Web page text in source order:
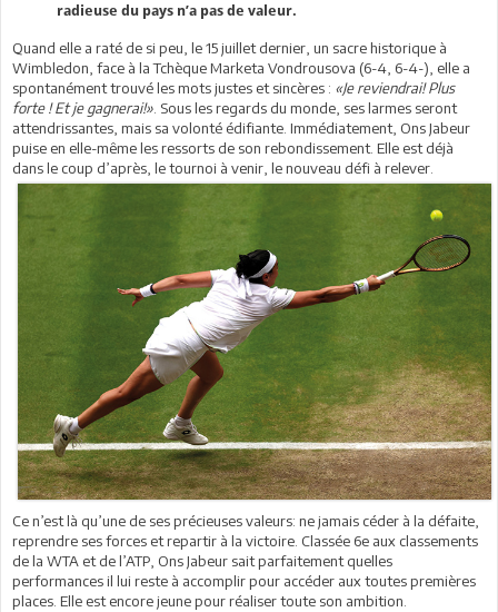
radieuse du pays n’a pas de valeur.
Quand elle a raté de si peu, le 15 juillet dernier, un sacre historique à
Wimbledon, face à la Tchèque Marketa Vondrousova (6-4, 6-4-), elle a
spontanément trouvé les mots justes et sincères : «Je reviendrai! Plus
forte ! Et je gagnerai!» . Sous les regards du monde, ses larmes seront
attendrissantes, mais sa volonté édifiante. Immédiatement, Ons Jabeur
puise en elle-même les ressorts de son rebondissement. Elle est déjà
dans le coup d’après, le tournoi à venir, le nouveau défi à relever.
Ce n’est là qu’une de ses précieuses valeurs: ne jamais céder à la défaite,
reprendre ses forces et repartir à la victoire. Classée 6e aux classements
de la WTA et de l’ATP, Ons Jabeur sait parfaitement quelles
performances il lui reste à accomplir pour accéder aux toutes premières
places. Elle est encore jeune pour réaliser toute son ambition.